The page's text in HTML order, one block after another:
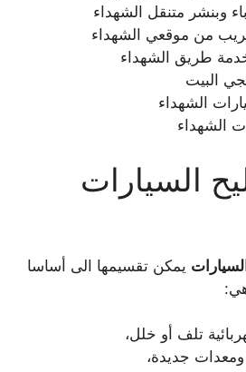
وبنشر متنقل الشهداء
السيارات
يمكن تقسيمها الى أساسا
تلف أو خلل،
جديدة،